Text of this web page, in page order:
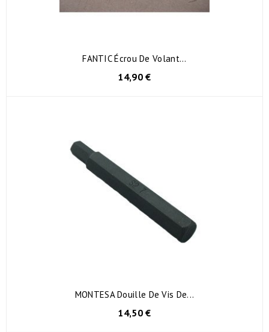
FANTIC Écrou De Volant...
14,90 €
MONTESA Douille De Vis De...
14,50 €